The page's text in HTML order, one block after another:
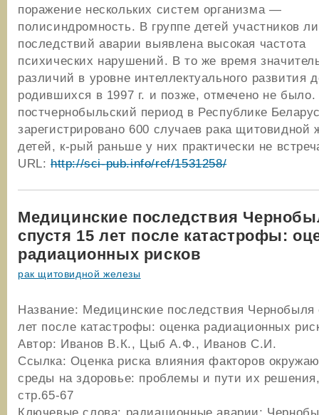
поражение нескольких систем организма —
полисиндромность. В группе детей участников
последствий аварии выявлена высокая частота
психических нарушений. В то же время
различий в уровне интеллектуального развития
родившихся в 1997 г. и позже, отмечено не
постчернобыльский период в Республике
зарегистрировано 600 случаев рака щитовидной
детей, к-рый раньше у них практически не
URL: http://sci-pub.info/ref/1531258/
Медицинские последствия
спустя 15 лет после катастрофы:
радиационных рисков
рак щитовидной железы
Название: Медицинские последствия Чернобыля
лет после катастрофы: оценка радиационных
Автор: Иванов В.К., Цыб А.Ф., Иванов С.И.
Ссылка: Оценка риска влияния факторов
среды на здоровье: проблемы и пути их
стр.65-67
Ключевые слова: радиационные аварии;